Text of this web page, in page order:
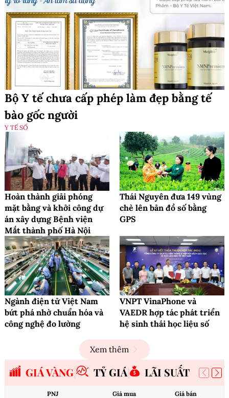
Bộ Y tế chưa cấp phép làm đẹp bằng tế
bào gốc người
Y TẾ SỐ
Hoàn thành giải phóng
mặt bằng và khởi công dự
án xây dựng Bệnh viện
Mắt thành phố Hà Nội
Thái Nguyên đưa 149 vùng
chè lên bản đồ số bằng
GPS
Ngành điện tử Việt Nam
bứt phá nhờ chuẩn hóa và
công nghệ đo lường
VNPT VinaPhone và
VAEDR hợp tác phát triển
hệ sinh thái học liệu số
Xem thêm
GIÁ VÀNG TỶ GIÁ LÃI SUẤT
PNJ Giá mua Giá bán